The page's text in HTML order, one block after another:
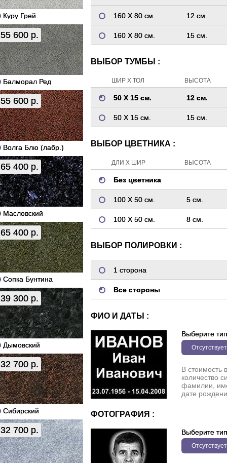
Куру Грей
55 600 р.
Балморал Ред
55 600 р.
Волга Блю (лабр.)
65 400 р.
Масловский
65 400 р.
Сопка Бунтина
39 300 р.
Дымовский
32 700 р.
Сибирский
32 700 р.
160 Х 80 см. 12 см.
160 Х 80 см. 15 см.
ВЫБОР ТУМБЫ :
ШИР Х ТОЛ ВЫСОТА
50 Х 15 см. 12 см.
50 Х 15 см. 15 см.
ВЫБОР ЦВЕТНИКА :
ДЛИ Х ШИР ВЫСОТА
Без цветника
100 Х 50 см. 5 см.
100 Х 50 см. 8 см.
ВЫБОР ПОЛИРОВКИ :
1 сторона
Все стороны
ФИО И ДАТЫ :
Выберите тип
Отсутствует
В стоимость
количество
фамилии,
дате
ФОТОГРАФИЯ :
Выберите тип
Отсутствует